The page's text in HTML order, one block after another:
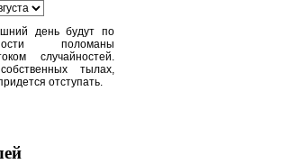
день будут по
поломаны
случайностей.
тылах,
отступать.